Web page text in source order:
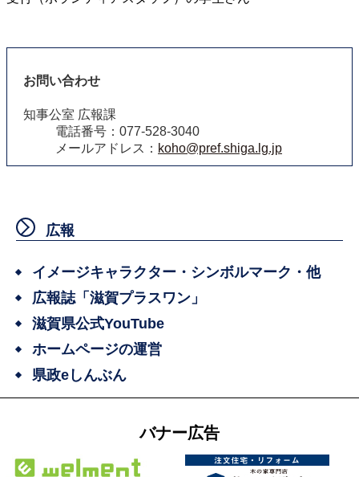
お問い合わせ
知事公室 広報課
電話番号：077-528-3040
メールアドレス： koho@pref.shiga.lg.jp
広報
イメージキャラクター・シンボルマーク・他
広報誌「滋賀プラスワン」
滋賀県公式YouTube
ホームページの運営
県政eしんぶん
バナー広告